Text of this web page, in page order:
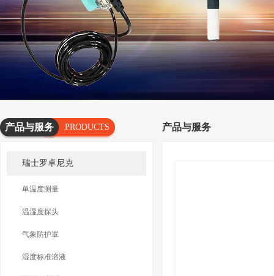
产品与服务
PRODUCTS
SERVICES
瑞士罗卓尼克
单温度测量
温湿度探头
气象防护罩
湿度标准溶液
产品与服务